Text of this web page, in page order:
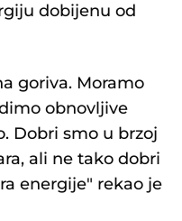
dobijenu od
goriva. Moramo
obnovljive
Dobri smo u brzoj
ali ne tako dobri
energije" rekao je